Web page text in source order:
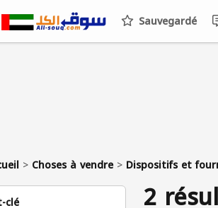
Sauvegardé
> Choses à vendre > Dispositifs et
clé
2